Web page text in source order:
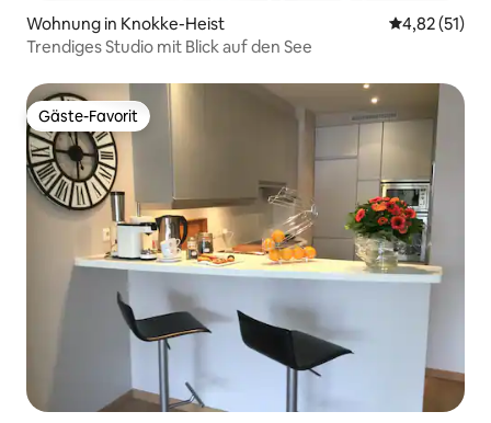
Wohnung in Knokke-Heist
4,82 (51)
Trendiges Studio mit Blick auf den See
Gäste-Favorit
Gäste-Favorit